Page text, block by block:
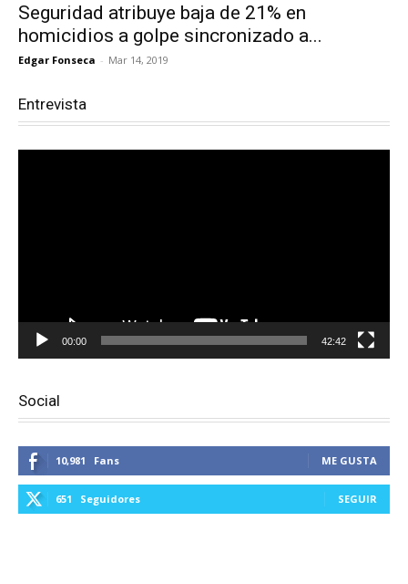
Seguridad atribuye baja de 21% en
homicidios a golpe sincronizado a...
Edgar Fonseca - Mar 14, 2019
Entrevista
00:00 42:42
Social
10,981 Fans ME GUSTA
651 Seguidores SEGUIR